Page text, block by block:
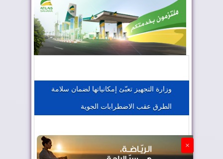
المغرب يعزز موقعه في صناعة الطيران
الجزائر تستسلم لفرنسا
وزارة التجهيز تعبّئ إمكانياتها لضمان سلامة
الطرق عقب الاضطرابات الجوية
×